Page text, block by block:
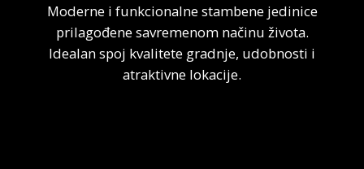
Moderne i funkcionalne stambene jedinice
prilagođene savremenom načinu života.
Idealan spoj kvalitete gradnje, udobnosti i
atraktivne lokacije.